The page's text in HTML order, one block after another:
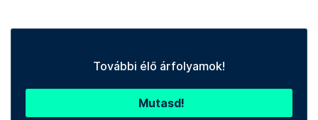
További élő árfolyamok!
Mutasd!